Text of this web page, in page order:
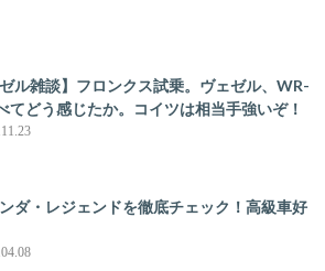
ゼル雑談】フロンクス試乗。ヴェゼル、WR-
てどう感じたか。コイツは相当手強いぞ！
ダ・レジェンドを徹底チェック！高級車好